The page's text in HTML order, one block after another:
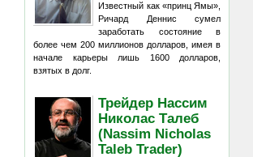
Известный как «принц Ямы»,
Ричард Деннис сумел
заработать состояние в
более чем 200 миллионов долларов, имея в
начале карьеры лишь 1600 долларов,
взятых в долг.
Трейдер Нассим
Николас Талеб
(Nassim Nicholas
Taleb Trader)